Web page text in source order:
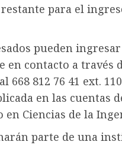
para el
pueden
en contacto a través
668 812 76 41 ext.
en las cuentas
Ciencias de la
parte de una